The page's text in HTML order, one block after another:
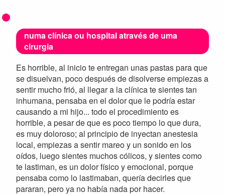
numa clínica ou hospital através de uma
cirurgia
Es horrible, al inicio te entregan unas pastas para que
se disuelvan, poco después de disolverse empiezas a
sentir mucho frió, al llegar a la clínica te sientes tan
inhumana, pensaba en el dolor que le podría estar
causando a mi hijo... todo el procedimiento es
horrible, a pesar de que es poco tiempo lo que dura,
es muy doloroso; al principio de inyectan anestesia
local, empiezas a sentir mareo y un sonido en los
oídos, luego sientes muchos cólicos, y sientes como
te lastiman, es un dolor físico y emocional, porque
pensaba como lo lastimaban, quería decirles que
pararan, pero ya no había nada por hacer.